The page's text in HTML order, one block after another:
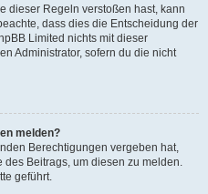
dieser Regeln verstoßen hast, kann
dass dies die Entscheidung der
Limited nichts mit dieser
Administrator, sofern du die nicht
melden?
Berechtigungen vergeben hat,
Beitrags, um diesen zu melden.
geführt.